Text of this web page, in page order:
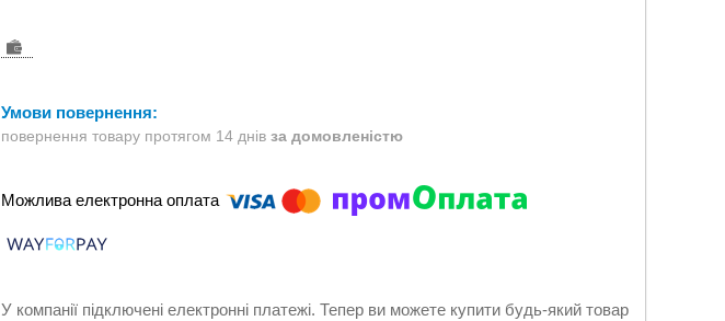
повернення товару протягом 14 днів за домовленістю
У компанії підключені електронні платежі. Тепер ви можете купити будь-який товар